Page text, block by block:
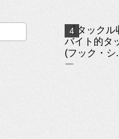
【タックル
バイト的タ
(フック・シ
ー